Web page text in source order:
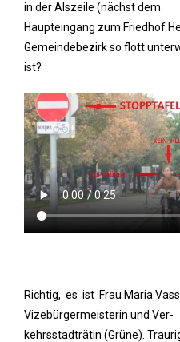
in der Alszeile (nächst dem
Haupteingang zum Friedhof
Gemeindebezirk so flott
ist?
Richtig, es ist Frau Maria
Vizebürgermeisterin und Ver-
kehrsstadträtin (Grüne).